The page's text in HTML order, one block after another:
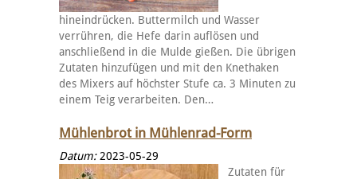
hineindrücken. Buttermilch und Wasser
verrühren, die Hefe darin auflösen und
anschließend in die Mulde gießen. Die übrigen
Zutaten hinzufügen und mit den Knethaken
des Mixers auf höchster Stufe ca. 3 Minuten zu
einem Teig verarbeiten. Den…
Mühlenbrot in Mühlenrad-Form
Datum:2023-05-29
Zutaten für